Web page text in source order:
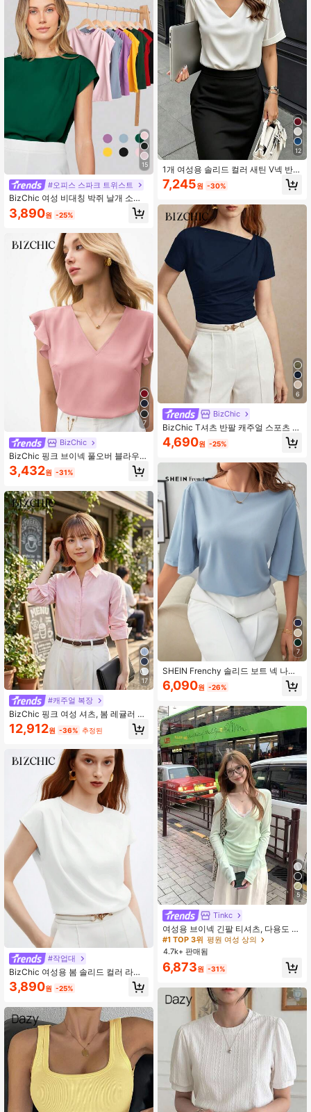
15
#오피스 스파크 트위스트
BizChic 여성 비대칭 박쥐 날개 소매
블라우스, 단색, 기본 도시 통근 스타
일, 심플하고 우아한 패션 비즈니스 캐
3,890원 -25%
7
BizChic
BizChic 핑크 브이넥 풀오버 블라우스
러플 트림, 우아한 프렌치 빈티지 스타
일, 슬림해 보이는 다용도 탑, 비즈니
실, 여름, 가을, 할로윈, 개학, 파티, 생
일, 결혼식 하객, 교회, 특별한 행사, 외
출, 해변, 모임, 사교, 휴일, 쇼핑, 애프
터눈 티, 여행, 정장, 휴가 스타일, 루즈
핏
3,432원 -31%
17
#캐주얼 복장
BizChic 핑크 여성 셔츠, 봄 레귤러 핏,
버튼 긴팔, 우아한 캐주얼 출퇴근 데이
트 일상 휴가 독립기념일 졸업 시즌 음
름 사교 휴일 파티 외출 해변 사무실
프렌치 빈티지 미니멀리스트 프레시
12,912원 -36% 추정된
#작업대
BizChic 여성용 봄 솔리드 컬러 라운
드 넥 플리츠 장식 플러터 슬리브 루즈
캡 슬리브 블라우스, 우아한 미니멀리
독립기념일 졸업 시즌 음악 축제 슬리
밍 우아한 다용도 프리미엄 여름 사교
휴일 파티 외출 해변 사무실 프렌치 빈
티지 프레시
3,890원 -25%
12
1개 여성용 솔리드 컬러 새틴 V넥 반팔
티셔츠 블라우스, 우아하고 세련된, 여
름, 일상, 사무실, 데이트, 봄/여름 캐주
7,245원 -30%
6
BizChic
BizChic T셔츠 반팔 캐주얼 스포츠 컨
트리 스타일 데일리 비즈니스 포멀 출
퇴근 데이트 휴가 오피스 슬리밍 우아
학 시즌 파티 생일 웨딩 게스트 특별한
행사 외출 해변 모임 사교 휴일 쇼핑
애프터눈 티 여행 휴가 스타일 루즈핏
스트리트 스타일 미니멀리스트
4,690원 -25%
7
SHEIN Frenchy 솔리드 보트 넥 나비
소매 티
6,090원 -26%
5
Tinkc
여성용 브이넥 긴팔 티셔츠, 다용도 자
외선 차단 레이어링 탑, 봄/여름, UPF
50+
#1 TOP 3위 평원 여성 상의
높은 재방문 고객
#1 TOP 3위 평원 여성 상의
높은 재방문 고객
#1 TOP 3위 평원 여성 상의
높은 재방문 고객
#1 TOP 3위
높은 재방문 고객
4.7k+ 판매됨
6,873원 -31%